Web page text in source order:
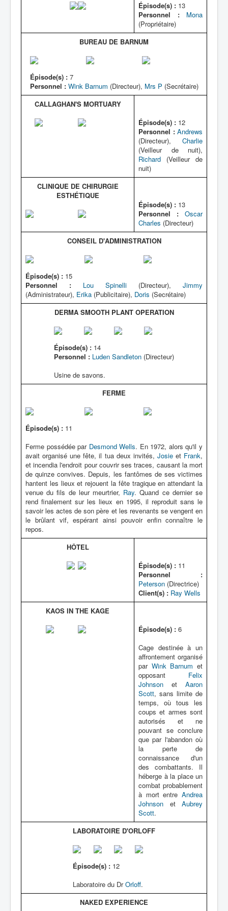
Épisode(s) : 13
Personnel :
Mona
(Propriétaire)
BUREAU DE BARNUM
Épisode(s) :7
Personnel : Wink Barnum (Directeur), Mrs P (Secrétaire)
CALLAGHAN'S MORTUARY
Épisode(s) : 12
Personnel : Andrews
(Directeur), Charlie
(Veilleur de nuit),
Richard (Veilleur de
nuit)
CLINIQUE DE CHIRURGIE
ESTHÉTIQUE
Épisode(s) : 13
Personnel :
Oscar
Charles (Directeur)
CONSEIL D'ADMINISTRATION
Épisode(s) : 15
Personnel :
Lou Spinelli (Directeur), Jimmy
(Administrateur), Erika (Publicitaire), Doris (Secrétaire)
DERMA SMOOTH PLANT OPERATION
Épisode(s) : 14
Personnel : Luden Sandleton (Directeur)
Usine de savons.
FERME
Épisode(s) : 11
Ferme possédée par Desmond Wells. En 1972, alors qu'il y
avait organisé une fête, il tua deux invités, Josieet Frank,
et incendia l'endroit pour couvrir ses traces, causant la mort
de quinze convives. Depuis, les fantômes de ses victimes
hantent les lieux et rejouent la fête tragique en attendant la
venue du fils de leur meurtrier, Ray. Quand ce dernier se
rend finalement sur les lieux en 1995, il reproduit sans le
savoir les actes de son père et les revenants se vengent en
le brûlant vif, espérant ainsi pouvoir enfin connaître le
repos.
HÔTEL
Épisode(s) : 11
Personnel :
Peterson (Directrice)
Client(s) : Ray Wells
KAOS IN THE KAGE
Épisode(s) : 6
Cage destinée à un
affrontement organisé
par Wink Barnum et
opposant Felix
Johnson et Aaron
Scott, sans limite de
temps, où tous les
coups et armes sont
autorisés et ne
pouvant se conclure
que par l'abandon où
la perte de
connaissance d'un
des combattants. Il
héberge à la place un
combat probablement
à mort entre Andrea
Johnson et Aubrey
Scott.
LABORATOIRE D'ORLOFF
Épisode(s) : 12
Laboratoire du DrOrloff.
NAKED EXPERIENCE